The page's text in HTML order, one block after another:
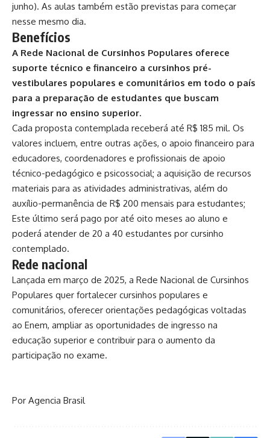
junho). As aulas também estão previstas para começar
nesse mesmo dia.
Benefícios
A Rede Nacional de Cursinhos Populares oferece
suporte técnico e financeiro a cursinhos pré-
vestibulares populares e comunitários em todo o país
para a preparação de estudantes que buscam
ingressar no ensino superior.
Cada proposta contemplada receberá até R$ 185 mil. Os
valores incluem, entre outras ações, o apoio financeiro para
educadores, coordenadores e profissionais de apoio
técnico-pedagógico e psicossocial; a aquisição de recursos
materiais para as atividades administrativas, além do
auxílio-permanência de R$ 200 mensais para estudantes;
Este último será pago por até oito meses ao aluno e
poderá atender de 20 a 40 estudantes por cursinho
contemplado.
Rede nacional
Lançada em março de 2025, a Rede Nacional de Cursinhos
Populares quer fortalecer cursinhos populares e
comunitários, oferecer orientações pedagógicas voltadas
ao Enem, ampliar as oportunidades de ingresso na
educação superior e contribuir para o aumento da
participação no exame.
Por Agencia Brasil